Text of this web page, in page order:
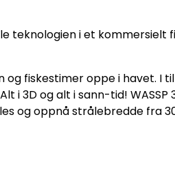
i et kommersielt
fiskestimer oppe i havet. I
og alt i sann-tid! WASSP
og oppnå strålebredde fra